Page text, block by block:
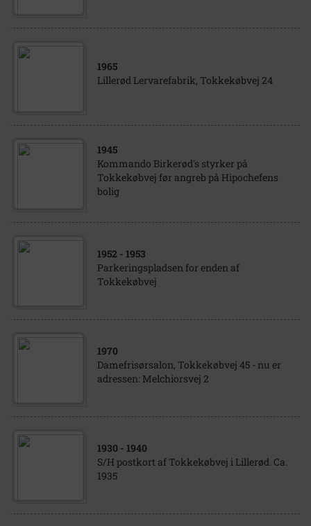
1965
Lillerød Lervarefabrik, Tokkekøbvej 24
1945
Kommando Birkerød's styrker på
Tokkekøbvej før angreb på Hipochefens
bolig
1952 - 1953
Parkeringspladsen for enden af
Tokkekøbvej
1970
Damefrisørsalon, Tokkekøbvej 45 - nu er
adressen: Melchiorsvej 2
1930 - 1940
S/H postkort af Tokkekøbvej i Lillerød. Ca.
1935